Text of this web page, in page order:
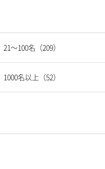
21〜100名（209）
1000名以上（52）